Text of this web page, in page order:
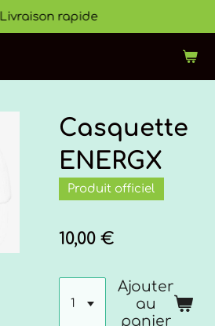
Livraison rapide
Casquette
ENERGX
Produit officiel
10,00 €
Ajouter
au
panier